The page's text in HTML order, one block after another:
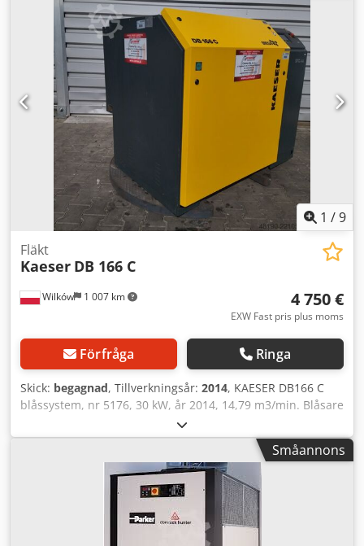
1 /9
Wilków 1 007 km
Fläkt
Kaeser DB 166 C
4 750 €
EXW Fast pris plus moms
Förfråga Ringa
Skick: begagnad, Tillverkningsår: 2014, KAESER DB166 C
blåssystem, nr 5176, 30 kW, år 2014, 14,79 m3/min. Blåsare
KAESER OMEGA 42 P, nr 1534, år 2014. Dsdpfxjzcxzdo
Abkjkr
Småannons